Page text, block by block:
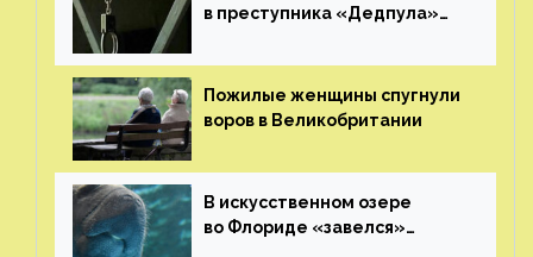
в преступника «Дедпула»
ему жизнь
Пожилые женщины спугнули
воров в Великобритании
В искусственном озере
во Флориде «завелся»